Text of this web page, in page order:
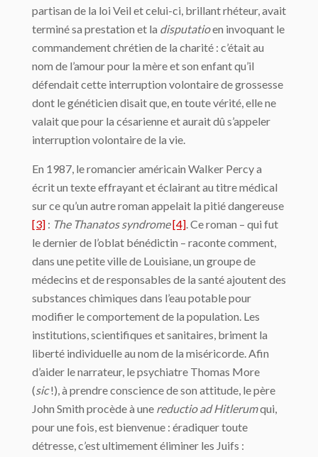
partisan de la loi Veil et celui-ci, brillant rhéteur, avait
terminé sa prestation et la disputatioen invoquant le
commandement chrétien de la charité : c’était au
nom de l’amour pour la mère et son enfant qu’il
défendait cette interruption volontaire de grossesse
dont le généticien disait que, en toute vérité, elle ne
valait que pour la césarienne et aurait dû s’appeler
interruption volontaire de la vie.
En 1987, le romancier américain Walker Percy a
écrit un texte effrayant et éclairant au titre médical
sur ce qu’un autre roman appelait la pitié dangereuse
[3] : The Thanatos syndrome[4]. Ce roman – qui fut
le dernier de l’oblat bénédictin – raconte comment,
dans une petite ville de Louisiane, un groupe de
médecins et de responsables de la santé ajoutent des
substances chimiques dans l’eau potable pour
modifier le comportement de la population. Les
institutions, scientifiques et sanitaires, briment la
liberté individuelle au nom de la miséricorde. Afin
d’aider le narrateur, le psychiatre Thomas More
(sic!), à prendre conscience de son attitude, le père
John Smith procède à une reductio ad Hitlerumqui,
pour une fois, est bienvenue : éradiquer toute
détresse, c’est ultimement éliminer les Juifs :